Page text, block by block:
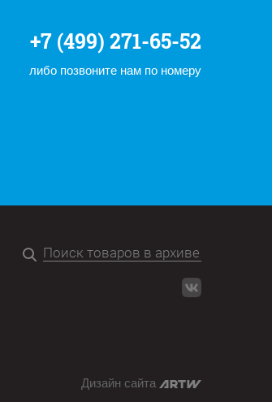
+7 (499) 271-65-52
либо позвоните нам по номеру
Дизайн сайта